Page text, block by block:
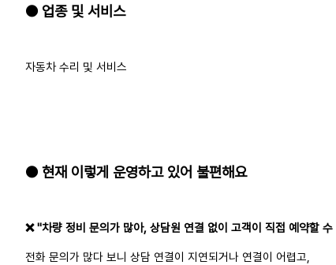
● 업종 및 서비스
자동차 수리 및 서비스
● 현재 이렇게 운영하고 있어 불편해요
❌ "차량 정비 문의가 많아, 상담원 연결 없이 고객이 직접 예약할
전화 문의가 많다 보니 상담 연결이 지연되거나 연결이 어렵고,